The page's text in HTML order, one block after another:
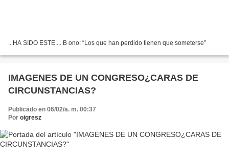
...HA SIDO ESTE.... B ono: “Los que han perdido tienen que someterse”
IMAGENES DE UN CONGRESO¿CARAS DE
CIRCUNSTANCIAS?
Publicado en 06/02/a. m. 00:37
Por oigresz